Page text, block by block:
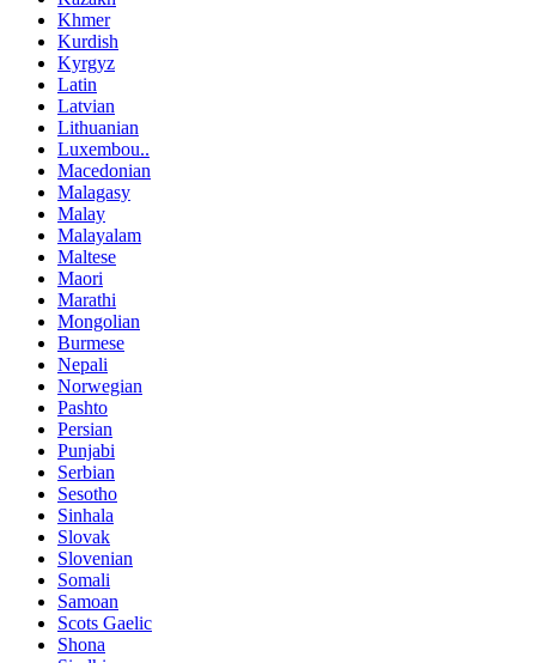
Khmer
Kurdish
Kyrgyz
Latin
Latvian
Lithuanian
Luxembou..
Macedonian
Malagasy
Malay
Malayalam
Maltese
Maori
Marathi
Mongolian
Burmese
Nepali
Norwegian
Pashto
Persian
Punjabi
Serbian
Sesotho
Sinhala
Slovak
Slovenian
Somali
Samoan
Scots Gaelic
Shona